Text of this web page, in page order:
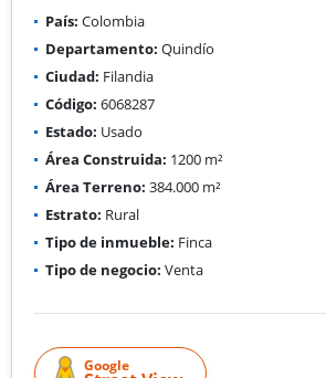
País: Colombia
Departamento: Quindío
Ciudad: Filandia
Código: 6068287
Estado: Usado
Área Construida: 1200 m²
Área Terreno: 384.000 m²
Estrato: Rural
Tipo de inmueble: Finca
Tipo de negocio: Venta
Google